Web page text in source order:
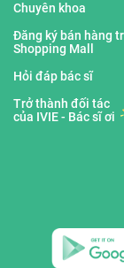
Chuyên khoa
Đăng ký bán hàng
Shopping Mall
Hỏi đáp bác sĩ
Trở thành đối tác
của IVIE - Bác sĩ ơi